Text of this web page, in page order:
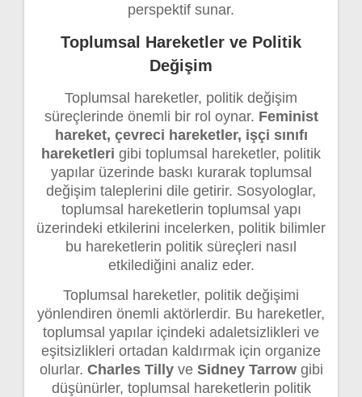
perspektif sunar.
Toplumsal Hareketler ve Politik
Değişim
Toplumsal hareketler, politik değişim
süreçlerinde önemli bir rol oynar. Feminist
hareket, çevreci hareketler, işçi sınıfı
hareketleri gibi toplumsal hareketler, politik
yapılar üzerinde baskı kurarak toplumsal
değişim taleplerini dile getirir. Sosyologlar,
toplumsal hareketlerin toplumsal yapı
üzerindeki etkilerini incelerken, politik bilimler
bu hareketlerin politik süreçleri nasıl
etkilediğini analiz eder.
Toplumsal hareketler, politik değişimi
yönlendiren önemli aktörlerdir. Bu hareketler,
toplumsal yapılar içindeki adaletsizlikleri ve
eşitsizlikleri ortadan kaldırmak için organize
olurlar. Charles Tillyve Sidney Tarrowgibi
düşünürler, toplumsal hareketlerin politik